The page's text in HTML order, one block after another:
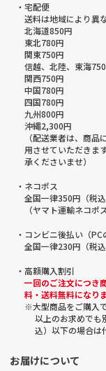
・宅配便
送料は地域により異
北海道850円
東北780円
関東750円
信越、北陸、東海
関西750円
中国780円
四国780円
九州800円
沖縄2,300円
（配送業者は、商
用させていただきま
承くださいませ）
・ネコポス
全国一律350円（税込
（ヤマト運輸ネコポ
・コンビニ後払い（PC
全国一律230円（税込
・高額購入割引
一回のご注文につき
料・送料無料になりま
※大型商品をご購入
以上のお求めで
込）以下の場合は
お届けについて